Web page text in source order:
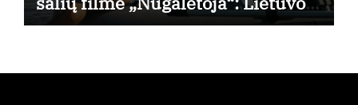
kino teatruose – nuo rugpjūčio 7-